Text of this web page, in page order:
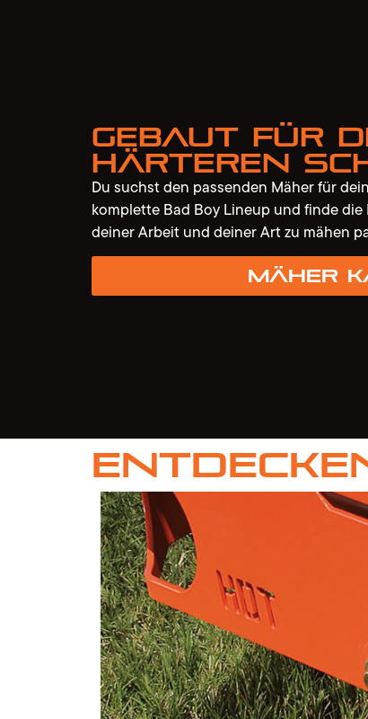
Gebaut für
härteren
Du suchst den passenden Mäher für
komplette Bad Boy Lineup und finde
deiner Arbeit und deiner Art zu mähen
Mäher